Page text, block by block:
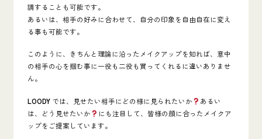
調することも可能です。
あるいは、相手の好みに合わせて、自分の印象を自由自在に変え
る事も可能です。
このように、きちんと理論に沿ったメイクアップを知れば、意中
の相手の心を掴む事に一役も二役も買ってくれるに違いありませ
ん。
LOODYでは、見せたい相手にどの様に見られたいか
あるい
は、どう見せたいか
にも注目して、皆様の顔に合ったメイクア
ップをご提案しています。